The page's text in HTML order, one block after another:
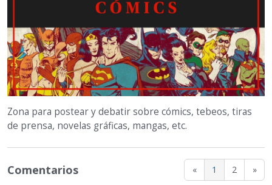
Zona para postear y debatir sobre cómics, tebeos, tiras
de prensa, novelas gráficas, mangas, etc.
« 1 2 »
Comentarios